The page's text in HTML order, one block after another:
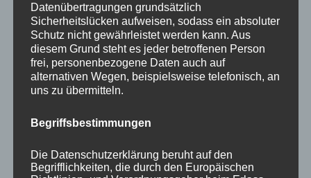
KATEGORIEN
Aktuelle Fakten und Umfragen
Aktuelles vom MP
Datenübertragungen grundsätzlich
Sicherheitslücken aufweisen, sodass ein absoluter
Schutz nicht gewährleistet werden kann. Aus
diesem Grund steht es jeder betroffenen Person
frei, personenbezogene Daten auch auf
alternativen Wegen, beispielsweise telefonisch, an
uns zu übermitteln.
Begriffsbestimmungen
Die Datenschutzerklärung beruht auf den
Begrifflichkeiten, die durch den Europäischen